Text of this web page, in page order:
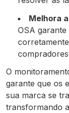
Melhora
OSA
O
garante que os
sua marca se
transformando